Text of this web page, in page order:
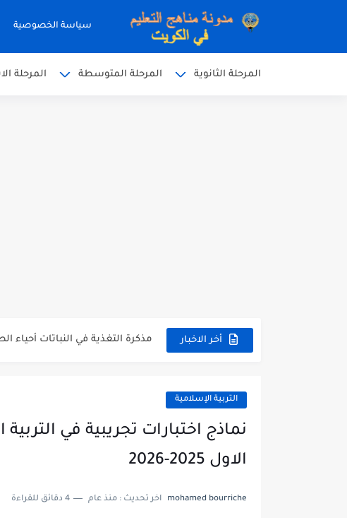
سياسة الخصوصية
المرحلة الثانوية المرحلة المتوسطة المرحلة
أخر الاخبار مذكرة تركيب النباتات أحياء
التربية الإسلامية
نماذج اختبارات تجريبية في
الاول 2025-2026
mohamed bourriche اخر تحديث : منذ عام 4 دقائق للقراءة